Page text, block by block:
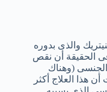
والذى بدوره
الحقيقة أن نقص
(وهناك
هذا العلاج أكثر